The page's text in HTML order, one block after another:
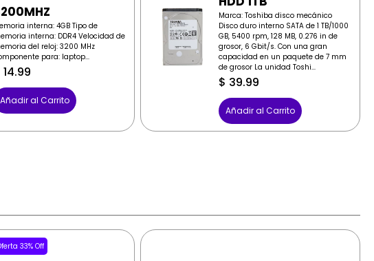
interna: 4GB Tipo de
interna: DDR4 Velocidad de
del reloj: 3200 MHz
para: laptop...
14.99
Añadir al Carrito
Marca: Toshiba disco mecánico
Disco duro interno SATA de 1 TB/1000
GB, 5400 rpm, 128 MB, 0.276 in de
grosor, 6 Gbit/s. Con una gran
capacidad en un paquete de 7 mm
de grosor La unidad Toshi...
$ 39.99
Añadir al Carrito
33% Off